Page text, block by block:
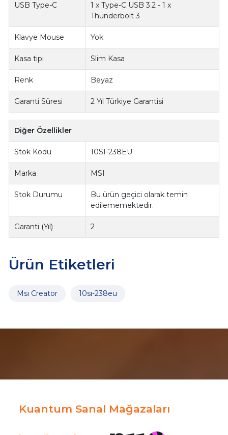
USB Type-C
1 x Type-C USB 3.2 - 1 x
Thunderbolt 3
Klavye Mouse Yok
Kasa tipi Slim Kasa
Renk Beyaz
Garanti Süresi 2 Yıl Türkiye Garantisi
Diğer Özellikler
Stok Kodu 10SI-238EU
Marka MSI
Stok Durumu
Bu ürün geçici olarak temin
edilememektedir.
Garanti (Yıl) 2
Ürün Etiketleri
Msı Creator 10sı-238eu
Kuantum Sanal Mağazaları